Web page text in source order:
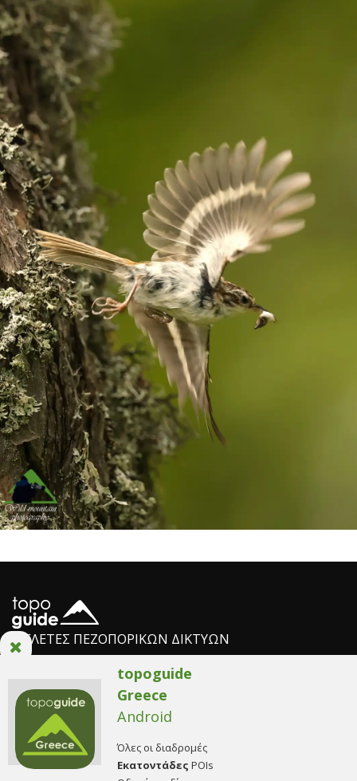
ΜΕΛΕΤΕΣ ΠΕΖΟΠΟΡΙΚΩΝ ΔΙΚΤΥΩΝ
Η ομάδα AnaDigit
Cookies
© Copyright 2014. All Rights Reserved.